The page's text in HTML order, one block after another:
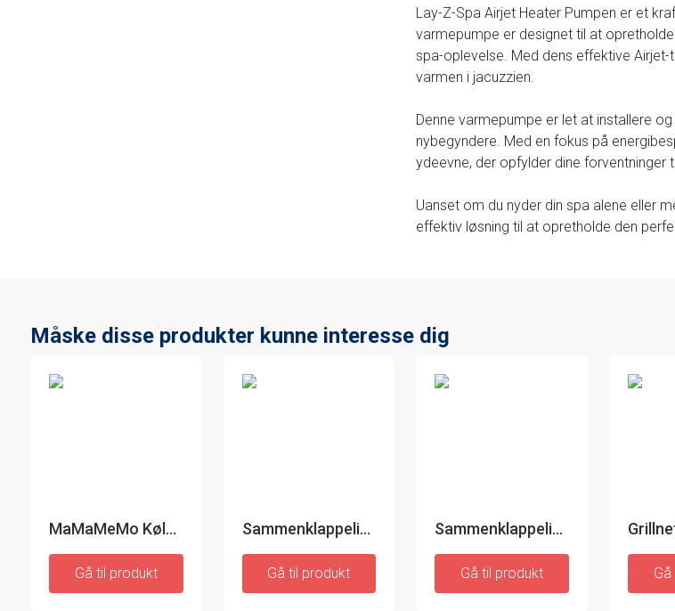
Lay-Z-Spa Airjet Heater Pumpen er et
varmepumpe er designet til at
spa-oplevelse. Med dens effektive
varmen i jacuzzien.
Denne varmepumpe er let at installere
nybegyndere. Med en fokus på
ydeevne, der opfylder dine
Uanset om du nyder din spa alene eller
effektiv løsning til at opretholde den
Måske disse produkter kunne interesse dig
MaMaMeMo Køletaske og Picnicsæt
Gå til produkt
Sammenklappeligt campingbord med kurv og betræk - Folble
Gå til produkt
Sammenklappelig liggestol - InnovaGoods
Gå til produkt